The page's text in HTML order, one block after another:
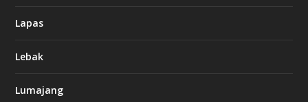
Lapas
Lebak
Lumajang